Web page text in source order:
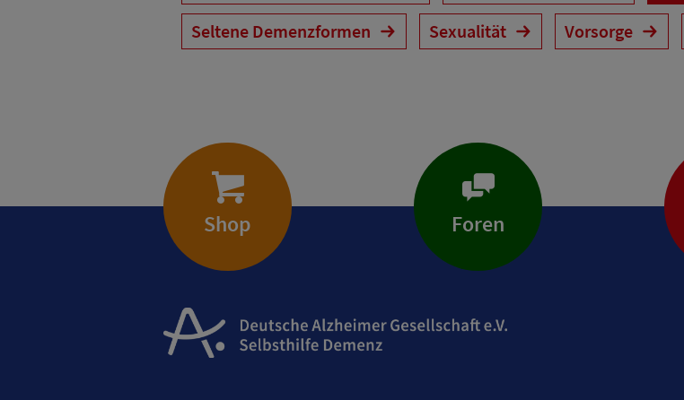
Seltene Demenzformen
Sexualität Vorsorge
Shop Foren